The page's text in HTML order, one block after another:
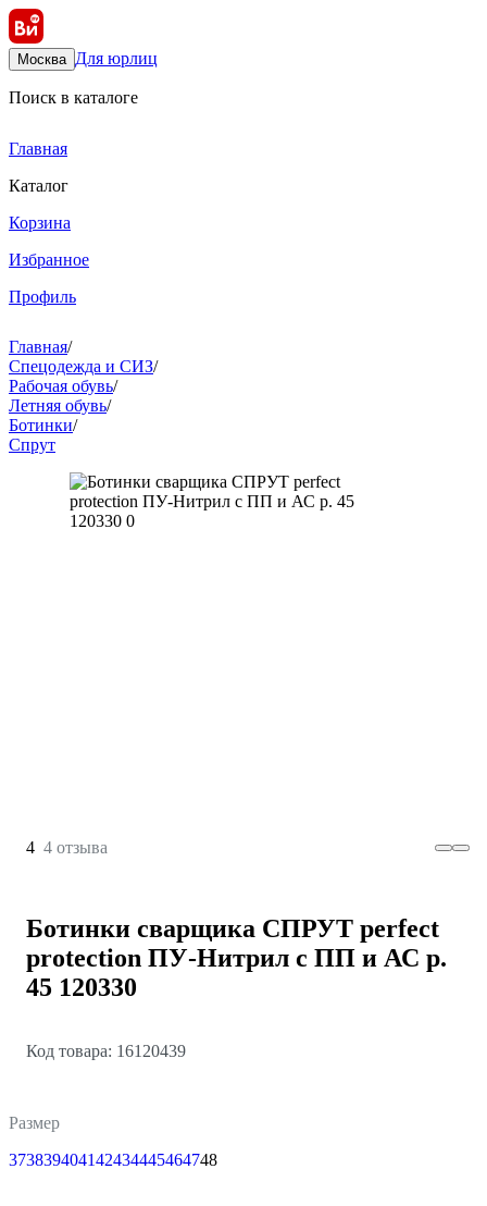
Москва Для юрлиц
Поиск в каталоге
Главная
Каталог
Корзина
Избранное
Профиль
Главная/
Спецодежда и СИЗ/
Рабочая обувь/
Летняя обувь/
Ботинки/
Спрут
4 4 отзыва
Ботинки сварщика СПРУТ perfect
protection ПУ-Нитрил с ПП и АС р.
45 120330
Код товара: 16120439
Размер
373839404142434445464748